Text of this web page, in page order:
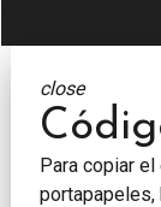
close
Para copiar el
portapapeles,